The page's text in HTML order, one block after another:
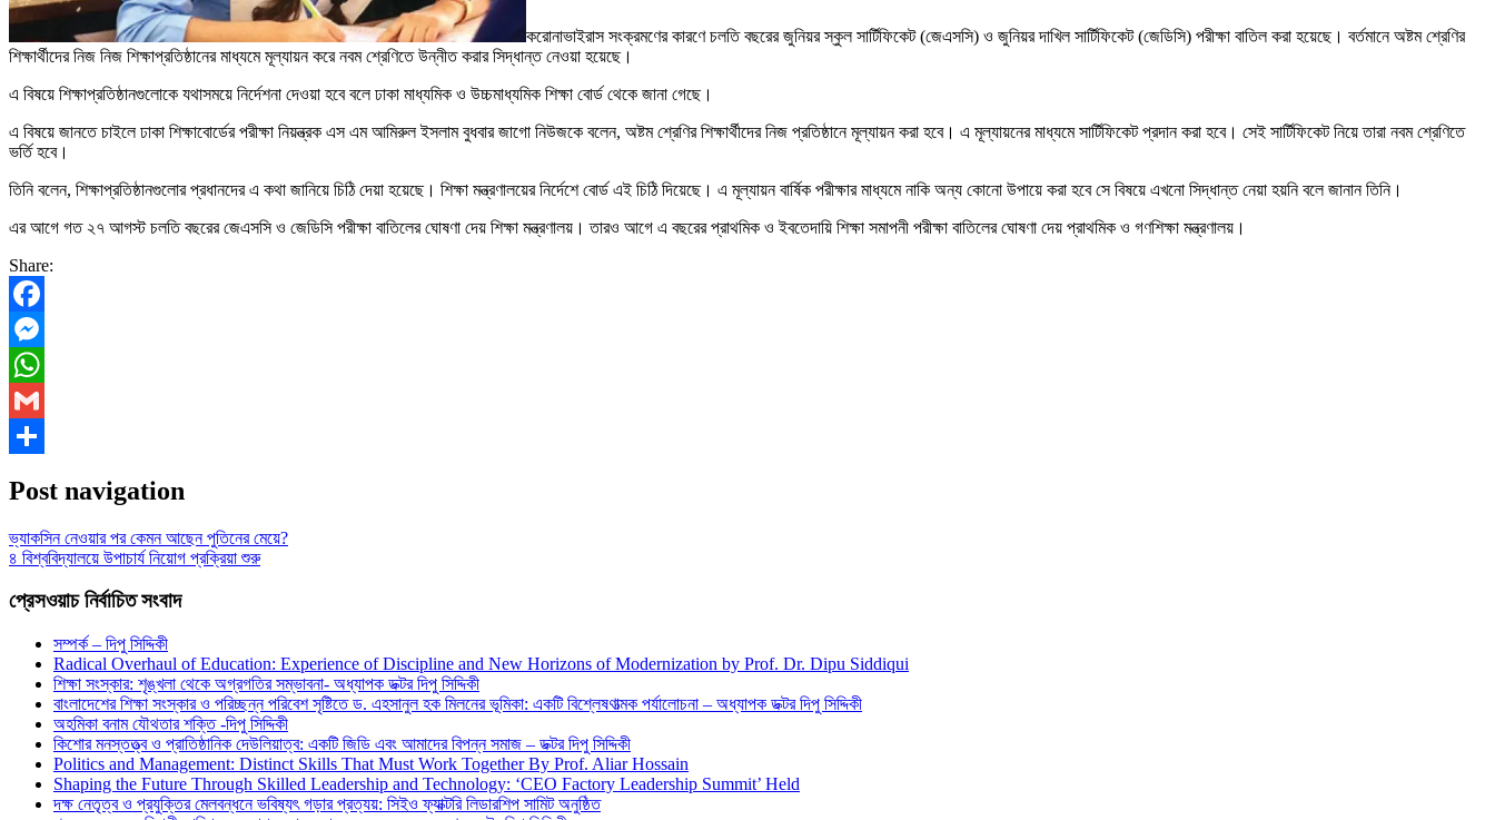
করোনাভাইরাস সংক্রমণের কারণে চলতি বছরের জুনিয়র স্কুল সার্টিফিকেট (জেএসসি) ও জুনিয়র দাখিল সার্টিফিকেট (জেডিসি) পরীক্ষা বাতিল করা হয়েছে। বর্তমানে অষ্টম শ্রেণির
শিক্ষার্থীদের নিজ নিজ শিক্ষাপ্রতিষ্ঠানের মাধ্যমে মূল্যায়ন করে নবম শ্রেণিতে উন্নীত করার সিদ্ধান্ত নেওয়া হয়েছে।
এ বিষয়ে শিক্ষাপ্রতিষ্ঠানগুলোকে যথাসময়ে নির্দেশনা দেওয়া হবে বলে ঢাকা মাধ্যমিক ও উচ্চমাধ্যমিক শিক্ষা বোর্ড থেকে জানা গেছে।
এ বিষয়ে জানতে চাইলে ঢাকা শিক্ষাবোর্ডের পরীক্ষা নিয়ন্ত্রক এস এম আমিরুল ইসলাম বুধবার জাগো নিউজকে বলেন, অষ্টম শ্রেণির শিক্ষার্থীদের নিজ প্রতিষ্ঠানে মূল্যায়ন করা হবে। এ মূল্যায়নের মাধ্যমে সার্টিফিকেট প্রদান করা হবে। সেই সার্টিফিকেট নিয়ে তারা নবম শ্রেণিতে
ভর্তি হবে।
তিনি বলেন, শিক্ষাপ্রতিষ্ঠানগুলোর প্রধানদের এ কথা জানিয়ে চিঠি দেয়া হয়েছে। শিক্ষা মন্ত্রণালয়ের নির্দেশে বোর্ড এই চিঠি দিয়েছে। এ মূল্যায়ন বার্ষিক পরীক্ষার মাধ্যমে নাকি অন্য কোনো উপায়ে করা হবে সে বিষয়ে এখনো সিদ্ধান্ত নেয়া হয়নি বলে জানান তিনি।
এর আগে গত ২৭ আগস্ট চলতি বছরের জেএসসি ও জেডিসি পরীক্ষা বাতিলের ঘোষণা দেয় শিক্ষা মন্ত্রণালয়। তারও আগে এ বছরের প্রাথমিক ও ইবতেদায়ি শিক্ষা সমাপনী পরীক্ষা বাতিলের ঘোষণা দেয় প্রাথমিক ও গণশিক্ষা মন্ত্রণালয়।
Share:
Facebook
Messenger
WhatsApp
Gmail
Post navigation
ভ্যাকসিন নেওয়ার পর কেমন আছেন পুতিনের মেয়ে?
৪ বিশ্ববিদ্যালয়ে উপাচার্য নিয়োগ প্রক্রিয়া শুরু
প্রেসওয়াচ নির্বাচিত সংবাদ
সম্পর্ক – দিপু সিদ্দিকী
Radical Overhaul of Education: Experience of Discipline and New Horizons of Modernization by Prof. Dr. Dipu Siddiqui
শিক্ষা সংস্কার: শৃঙ্খলা থেকে অগ্রগতির সম্ভাবনা- অধ্যাপক ডক্টর দিপু সিদ্দিকী
বাংলাদেশের শিক্ষা সংস্কার ও পরিচ্ছন্ন পরিবেশ সৃষ্টিতে ড. এহসানুল হক মিলনের ভূমিকা: একটি বিশ্লেষণাত্মক পর্যালোচনা – অধ্যাপক ডক্টর দিপু সিদ্দিকী
অহমিকা বনাম যৌথতার শক্তি -দিপু সিদ্দিকী
কিশোর মনস্তত্ত্ব ও প্রাতিষ্ঠানিক দেউলিয়াত্ব: একটি জিডি এবং আমাদের বিপন্ন সমাজ – ডক্টর দিপু সিদ্দিকী
Politics and Management: Distinct Skills That Must Work Together By Prof. Aliar Hossain
Shaping the Future Through Skilled Leadership and Technology: ‘CEO Factory Leadership Summit’ Held
দক্ষ নেতৃত্ব ও প্রযুক্তির মেলবন্ধনে ভবিষ্যৎ গড়ার প্রত্যয়: সিইও ফ্যাক্টরি লিডারশিপ সামিট অনুষ্ঠিত